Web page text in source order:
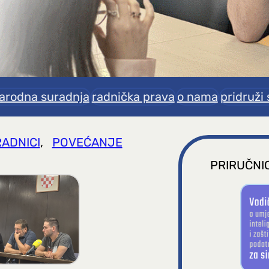
suradnja radnička prava o nama pridruži
,
POVEĆANJE